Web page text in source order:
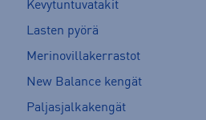
Kevytuntuvatakit
Lasten pyörä
Merinovillakerrastot
New Balance kengät
Paljasjalkakengät